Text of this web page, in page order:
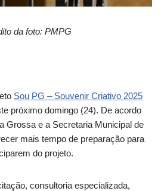
da foto: PMPG
Sou PG – Souvenir Criativo 2025
próximo domingo (24). De acordo
Grossa e a Secretaria Municipal de
mais tempo de preparação para
do projeto.
consultoria especializada,